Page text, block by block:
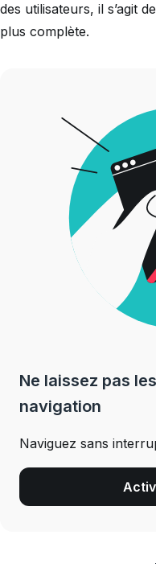
des utilisateurs, il s’agit
plus complète.
Ne laissez pas
navigation
Naviguez sans